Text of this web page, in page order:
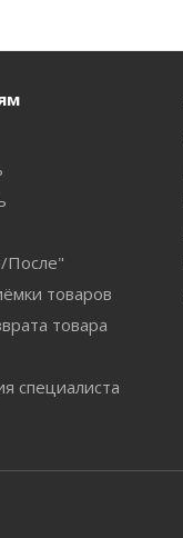
После"
товаров
товара
специалиста